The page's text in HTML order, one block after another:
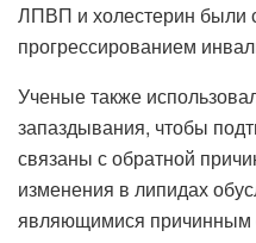
ЛПВП и холестерин были
прогрессированием
Ученые также
запаздывания, чтобы
связаны с обратной
изменения в липидах
являющимися причинным